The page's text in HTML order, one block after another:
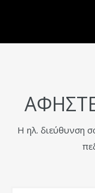
Η ηλ. διεύθυνση